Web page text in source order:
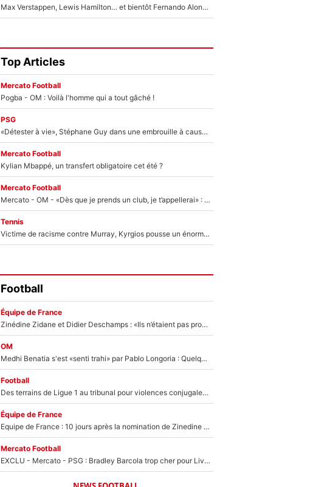
Max Verstappen, Lewis Hamilton… et bientôt Fernando Alonso ? Le classement des pilotes les mieux payés en Formule 1 risque de changer !
Top Articles
Mercato Football
Pogba - OM : Voilà l'homme qui a tout gâché !
PSG
«Détester à vie», Stéphane Guy dans une embrouille à cause du PSG !
Mercato Football
Kylian Mbappé, un transfert obligatoire cet été ?
Mercato Football
Mercato - OM - «Dès que je prends un club, je t’appellerai» : La promesse de Marcelino au moment de claquer la porte
Tennis
Victime de racisme contre Murray, Kyrgios pousse un énorme coup de gueule !
Football
Équipe de France
Zinédine Zidane et Didier Deschamps : «Ils n’étaient pas proches», les confidences d’un membre de l’équipe de France 1998 sur leur relation spéciale
OM
Medhi Benatia s'est «senti trahi» par Pablo Longoria : Quelques semaines après son départ, l'ancien directeur de football de l'OM règle ses comptes
Football
Des terrains de Ligue 1 au tribunal pour violences conjugales : Un arbitre français encourt une peine de 18 mois de prison !
Équipe de France
Equipe de France : 10 jours après la nomination de Zinedine Zidane, c'est au tour de son fils de prendre un nouveau départ !
Mercato Football
EXCLU - Mercato - PSG : Bradley Barcola trop cher pour Liverpool